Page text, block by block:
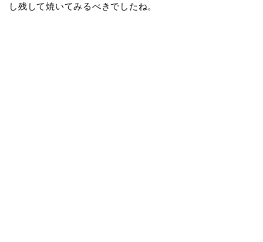
し残して焼いてみるべきでしたね。